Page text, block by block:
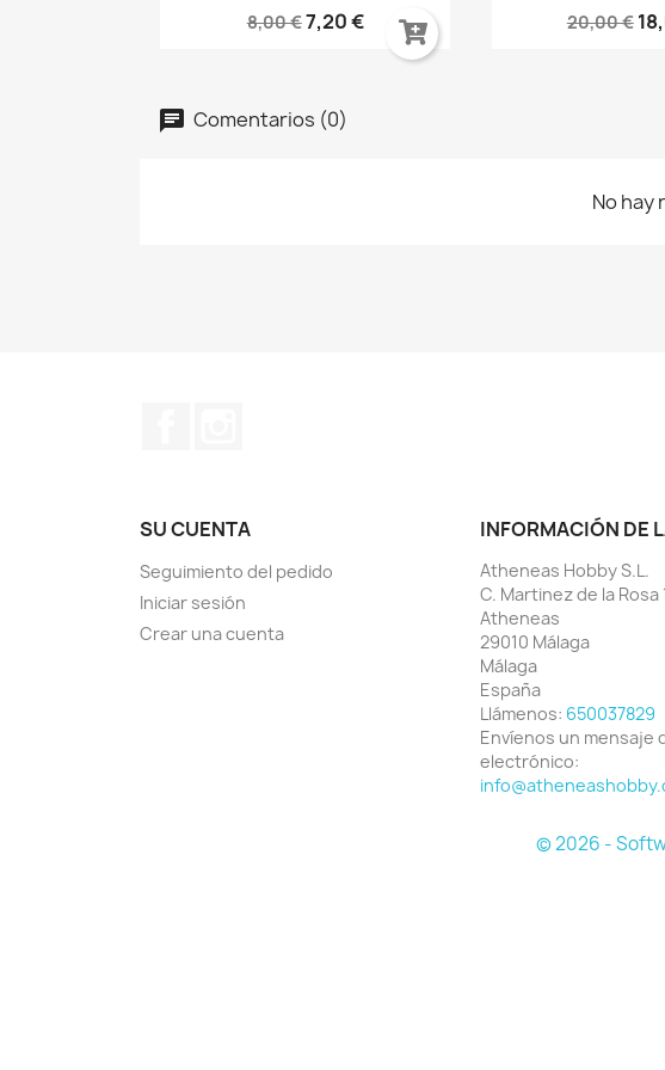
8,00 €7,20 €
20,00 €
Comentarios (0)
No hay
SU CUENTA
Seguimiento del pedido
Iniciar sesión
Crear una cuenta
INFORMACIÓN DE
Atheneas Hobby S.L.
C. Martinez de la Rosa
Atheneas
29010 Málaga
Málaga
España
Llámenos: 650037829
Envíenos un mensaje
electrónico:
© 2026 -